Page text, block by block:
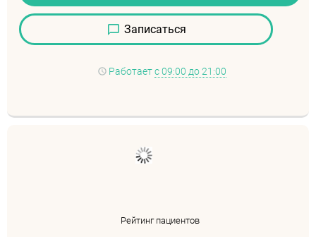
Записаться
Работает с 09:00 до 21:00
Рейтинг пациентов